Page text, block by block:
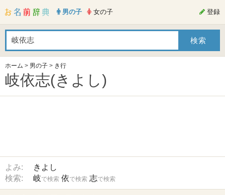
男の子 女の子 登録
ホーム > 男の子 > き行
岐依志(きよし)
よみ:
きよし
検索:
岐で検索 依で検索 志で検索